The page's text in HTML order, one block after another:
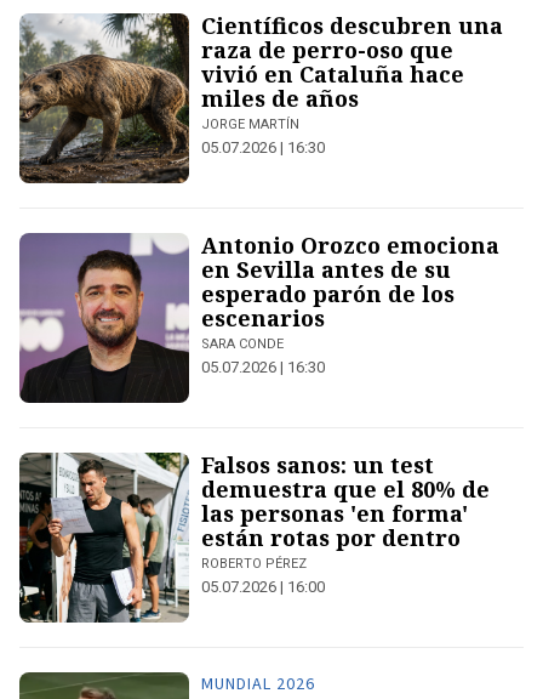
Científicos descubren una
raza de perro-oso que
vivió en Cataluña hace
miles de años
JORGE MARTÍN
05.07.2026 | 16:30
Antonio Orozco emociona
en Sevilla antes de su
esperado parón de los
escenarios
SARA CONDE
05.07.2026 | 16:30
Falsos sanos: un test
demuestra que el 80% de
las personas 'en forma'
están rotas por dentro
ROBERTO PÉREZ
05.07.2026 | 16:00
MUNDIAL 2026